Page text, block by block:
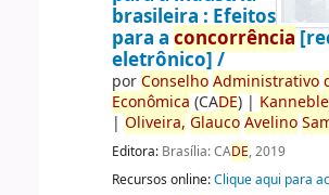
brasileira : Efeitos
para a concorrência
eletrônico] /
porConselho Administrativo
Econômica (CADE)|
| Oliveira, Glauco Avelino
Editora: Brasília: CADE, 2019
Recursos online:Clique aqui para